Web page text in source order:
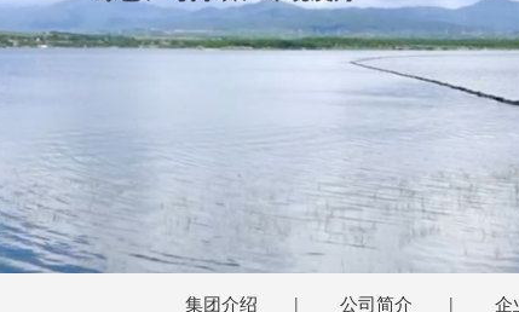
集团介绍 | 公司简介 | 企